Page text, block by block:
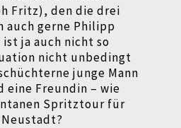
Fritz), den die drei
auch gerne Philipp
ist ja auch nicht so
nicht unbedingt
junge Mann
eine Freundin – wie
Spritztour für